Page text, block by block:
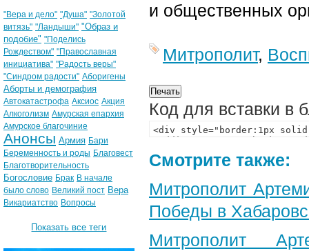
и общественных
Митрополит,
Код для вставки в
Смотрите также:
Митрополит
Победы в
Митрополит
"Вера и дело" "Душа" "Золотой
витязь" "Ландыши" "Образ и
подобие" "Поделись
Рождеством" "Православная
инициатива" "Радость веры"
"Синдром радости" Аборигены
Аборты и демография
Автокатастрофа Аксиос Акция
Алкоголизм Амурская епархия
Амурское благочиние
Анонсы Армия Бари
Беременность и роды Благовест
Благотворительность
Богословие Брак В начале
было слово Великий пост Вера
Викариатство Вопросы
Показать все теги